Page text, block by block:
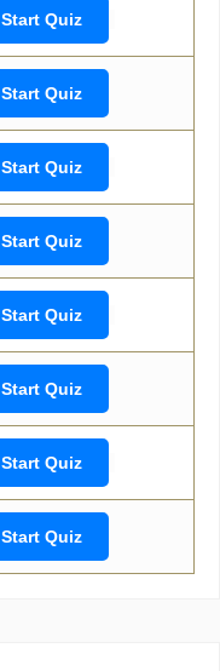
Start Quiz
Start Quiz
Start Quiz
Start Quiz
Start Quiz
Start Quiz
Start Quiz
Start Quiz